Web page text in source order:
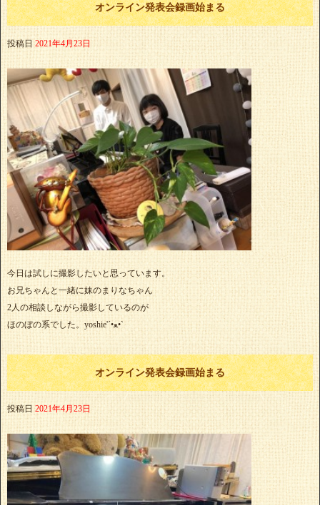
オンライン発表会録画始まる
投稿日 2021年4月23日
今日は試しに撮影したいと思っています。
お兄ちゃんと一緒に妹のまりなちゃん
2人の相談しながら撮影しているのが
ほのぼの系でした。yoshie'‎´•ﻌ•`
オンライン発表会録画始まる
投稿日 2021年4月23日